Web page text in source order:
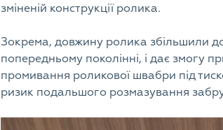
зміненій конструкції ролика.
Зокрема, довжину ролика збільшили
попередньому поколінні, і дає змогу
промивання роликової швабри під
ризик подальшого розмазування